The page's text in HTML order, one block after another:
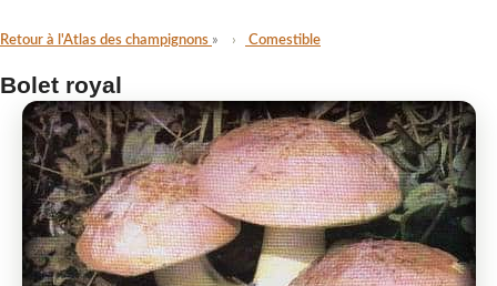
Retour à l'Atlas des champignons Comestible
Bolet royal